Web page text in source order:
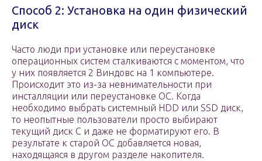
Способ 2: Установка на один физический
диск
Часто люди при установке или переустановке
операционных систем сталкиваются с моментом, что
у них появляется 2 Виндовс на 1 компьютере.
Происходит это из-за невнимательности при
инсталляции или переустановке ОС. Когда
необходимо выбрать системный HDD или SSD диск,
то неопытные пользователи просто выбирают
текущий диск C и даже не форматируют его. В
результате к старой ОС добавляется новая,
находящаяся в другом разделе накопителя.